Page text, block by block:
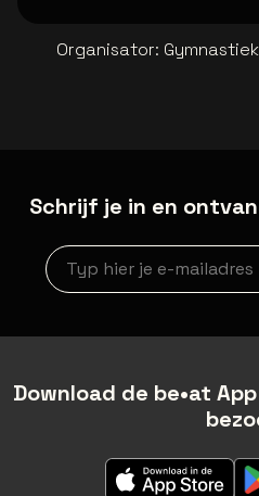
Organisator:
Schrijf je in en
Nieuwsbrief aanmelding
Download de be•at